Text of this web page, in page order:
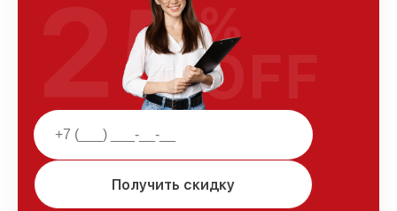
Получить скидку
25%
OFF